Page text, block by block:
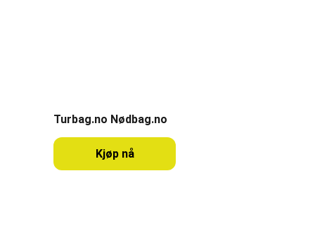
Turbag.no Nødbag.no
Kjøp nå